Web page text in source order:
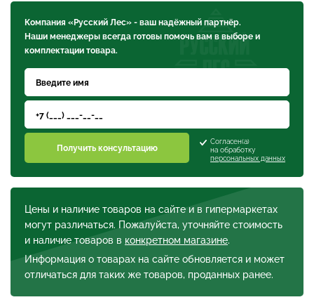
Цены и наличие товаров на сайте и в гипермаркетах
могут различаться. Пожалуйста, уточняйте стоимость
и наличие товаров в конкретном магазине.
Информация о товарах на сайте обновляется и может
отличаться для таких же товаров, проданных ранее.
Компания «Русский Лес» - ваш надёжный партнёр.
Наши менеджеры всегда готовы помочь вам в выборе и
комплектации товара.
Получить консультацию
Согласен(а)
на обработку
персональных данных